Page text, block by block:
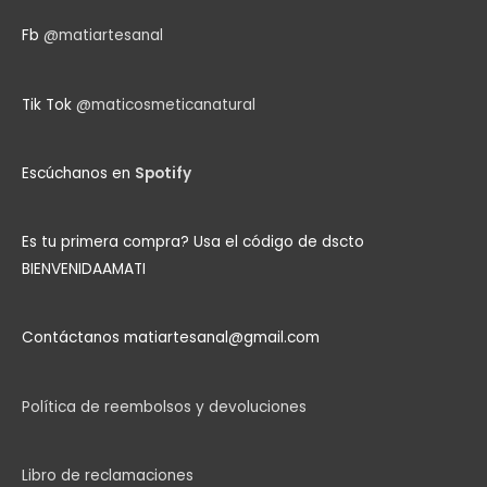
Fb @matiartesanal
Tik Tok @maticosmeticanatural
Escúchanos en Spotify
Es tu primera compra? Usa el código de dscto
BIENVENIDAAMATI
Contáctanos matiartesanal@gmail.com
Política de reembolsos y devoluciones
Libro de reclamaciones